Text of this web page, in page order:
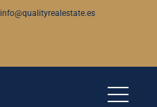
info@qualityrealestate.es